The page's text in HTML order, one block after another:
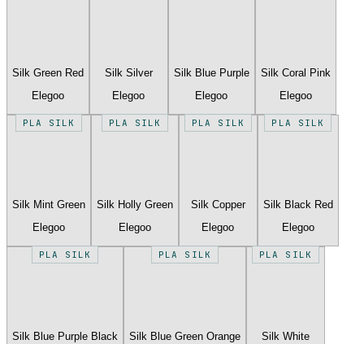
Silk Green Red
Elegoo
Silk Silver
Elegoo
Silk Blue Purple
Elegoo
Silk Coral Pink
Elegoo
PLA SILK
Silk Mint Green
Elegoo
PLA SILK
Silk Holly Green
Elegoo
PLA SILK
Silk Copper
Elegoo
PLA SILK
Silk Black Red
Elegoo
PLA SILK
Silk Blue Purple Black
PLA SILK
Silk Blue Green Orange
PLA SILK
Silk White